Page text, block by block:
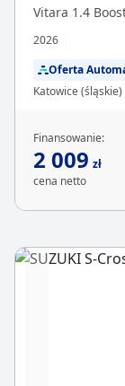
Vitara 1.4
2026
Oferta
Katowice (śląskie)
Finansowanie:
2 009 zł
cena netto